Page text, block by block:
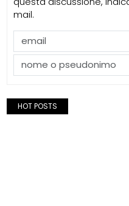
mail.
HOT POSTS